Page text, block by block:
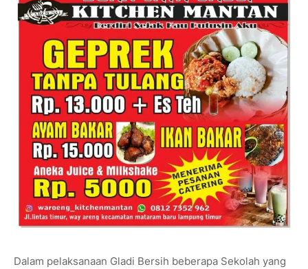
Dalam pelaksanaan Gladi Bersih beberapa Sekolah yang